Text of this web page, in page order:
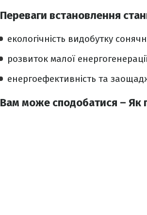
Переваги встановлення
екологічність видобутку
розвиток малої
енергоефективність та
Вам може сподобатися – Як